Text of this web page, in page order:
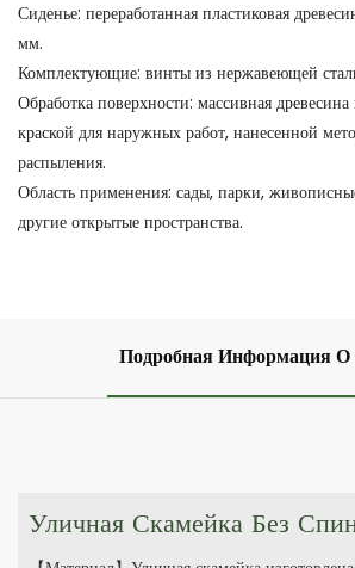
Сиденье: переработанная пластиковая
мм.
Комплектующие: винты из нержавеющей
Обработка поверхности: массивная
краской для наружных работ, нанесенной
распыления.
Область применения: сады, парки,
другие открытые пространства.
Подробная Информация О
Уличная Скамейка Без